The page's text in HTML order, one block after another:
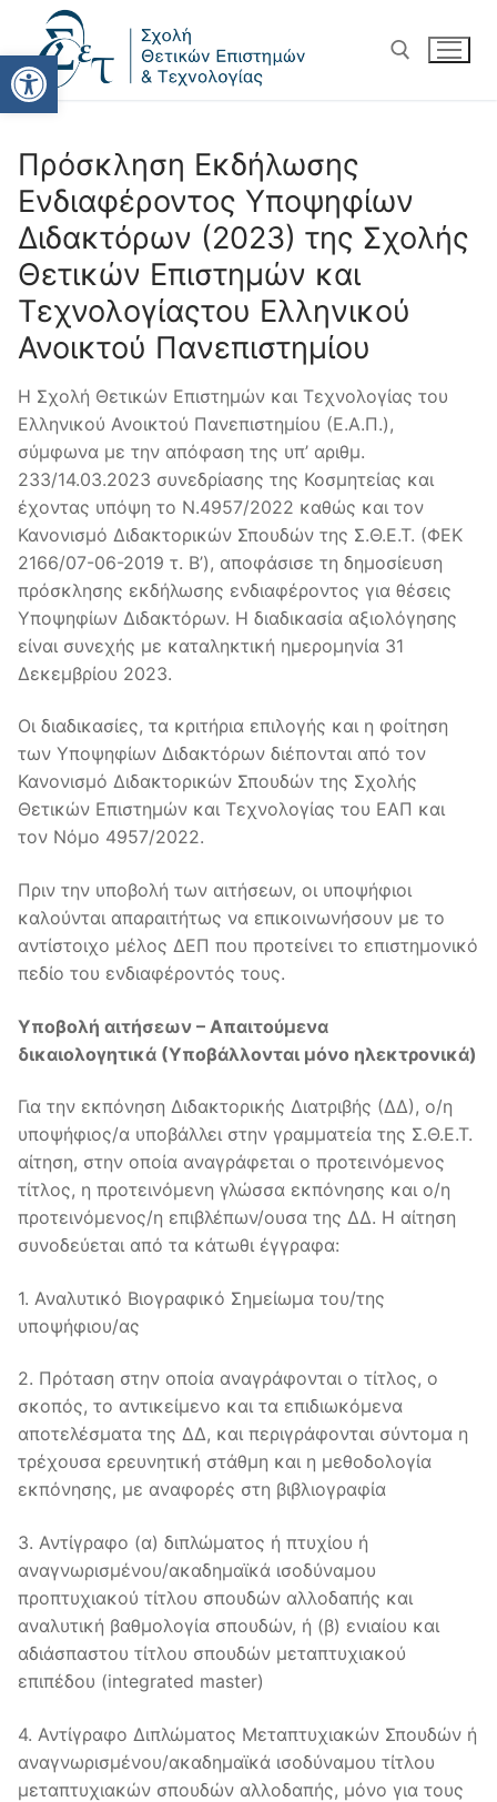
Ανοίξτε τη γραμμή
Πρόσκληση Εκδήλωσης
Ενδιαφέροντος Υποψηφίων
Διδακτόρων (2023) της Σχολής
Θετικών Επιστημών και
Τεχνολογίαςτου Ελληνικού
Ανοικτού Πανεπιστημίου
Η Σχολή Θετικών Επιστημών και Τεχνολογίας του
Ελληνικού Ανοικτού Πανεπιστημίου (Ε.Α.Π.),
σύμφωνα με την απόφαση της υπ’ αριθμ.
233/14.03.2023 συνεδρίασης της Κοσμητείας και
έχοντας υπόψη το Ν.4957/2022 καθώς και τον
Κανονισμό Διδακτορικών Σπουδών της Σ.Θ.Ε.Τ. (ΦΕΚ
2166/07-06-2019 τ. Β’), αποφάσισε τη δημοσίευση
πρόσκλησης εκδήλωσης ενδιαφέροντος για θέσεις
Υποψηφίων Διδακτόρων. Η διαδικασία αξιολόγησης
είναι συνεχής με καταληκτική ημερομηνία 31
Δεκεμβρίου 2023.
Οι διαδικασίες, τα κριτήρια επιλογής και η φοίτηση
των Υποψηφίων Διδακτόρων διέπονται από τον
Κανονισμό Διδακτορικών Σπουδών της Σχολής
Θετικών Επιστημών και Τεχνολογίας του ΕΑΠ και
τον Νόμο 4957/2022.
Πριν την υποβολή των αιτήσεων, οι υποψήφιοι
καλούνται απαραιτήτως να επικοινωνήσουν με το
αντίστοιχο μέλος ΔΕΠ που προτείνει το επιστημονικό
πεδίο του ενδιαφέροντός τους.
Υποβολή αιτήσεων – Απαιτούμενα
δικαιολογητικά (Υποβάλλονται μόνο ηλεκτρονικά)
Για την εκπόνηση Διδακτορικής Διατριβής (ΔΔ), ο/η
υποψήφιος/α υποβάλλει στην γραμματεία της Σ.Θ.Ε.Τ.
αίτηση, στην οποία αναγράφεται ο προτεινόμενος
τίτλος, η προτεινόμενη γλώσσα εκπόνησης και ο/η
προτεινόμενος/η επιβλέπων/ουσα της ΔΔ. Η αίτηση
συνοδεύεται από τα κάτωθι έγγραφα:
1. Αναλυτικό Βιογραφικό Σημείωμα του/της
υποψήφιου/ας
2. Πρόταση στην οποία αναγράφονται ο τίτλος, ο
σκοπός, το αντικείμενο και τα επιδιωκόμενα
αποτελέσματα της ΔΔ, και περιγράφονται σύντομα η
τρέχουσα ερευνητική στάθμη και η μεθοδολογία
εκπόνησης, με αναφορές στη βιβλιογραφία
3. Αντίγραφο (α) διπλώματος ή πτυχίου ή
αναγνωρισμένου/ακαδημαϊκά ισοδύναμου
προπτυχιακού τίτλου σπουδών αλλοδαπής και
αναλυτική βαθμολογία σπουδών, ή (β) ενιαίου και
αδιάσπαστου τίτλου σπουδών μεταπτυχιακού
επιπέδου (integrated master)
4. Αντίγραφο Διπλώματος Μεταπτυχιακών Σπουδών ή
αναγνωρισμένου/ακαδημαϊκά ισοδύναμου τίτλου
μεταπτυχιακών σπουδών αλλοδαπής, μόνο για τους